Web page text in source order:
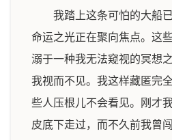
我踏上这条可怕的大船
命运之光正在聚向焦点。这
溺于一种我无法窥视的冥想
我视而不见。我这样藏匿完
些人压根儿不会看见。刚才
皮底下走过，而不久前我曾